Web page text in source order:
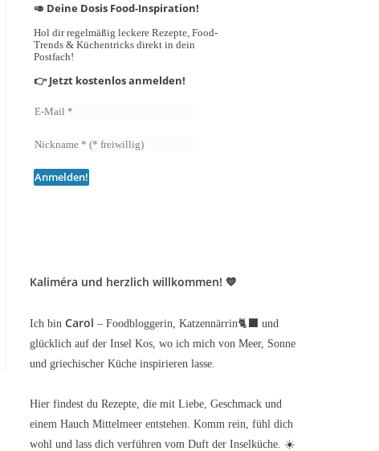
🥑 Deine Dosis Food-Inspiration!
Hol dir regelmäßig leckere Rezepte, Food-
Trends & Küchentricks direkt in dein
Postfach!
👉 Jetzt kostenlos anmelden!
Kaliméra und herzlich willkommen! 💙
Ich bin Carol – Foodbloggerin, Katzennärrin🐈‍⬛ und
glücklich auf der Insel Kos, wo ich mich von Meer, Sonne
und griechischer Küche inspirieren lasse.
Hier findest du Rezepte, die mit Liebe, Geschmack und
einem Hauch Mittelmeer entstehen. Komm rein, fühl dich
wohl und lass dich verführen vom Duft der Inselküche. ☀️